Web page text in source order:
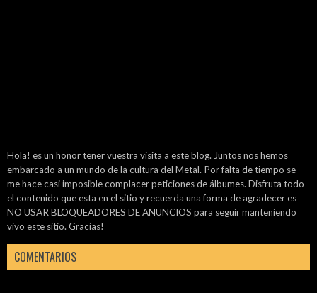
Hola! es un honor tener vuestra visita a este blog. Juntos nos hemos
embarcado a un mundo de la cultura del Metal. Por falta de tiempo se
me hace casi imposible complacer peticiones de álbumes. Disfruta todo
el contenido que esta en el sitio y recuerda una forma de agradecer es
NO USAR BLOQUEADORES DE ANUNCIOS para seguir manteniendo
vivo este sitio. Gracias!
COMENTARIOS